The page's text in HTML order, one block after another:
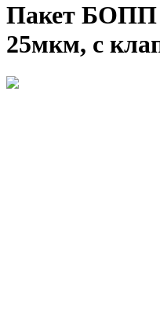
Пакет БОПП
25мкм, с